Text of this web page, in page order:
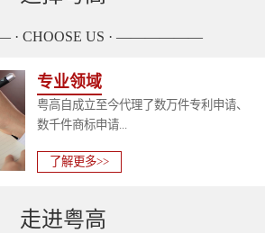
CHOOSE US · ——————
专业领域
粤高自成立至今代理了数万件专利申请、
数千件商标申请...
了解更多>>
走进粤高